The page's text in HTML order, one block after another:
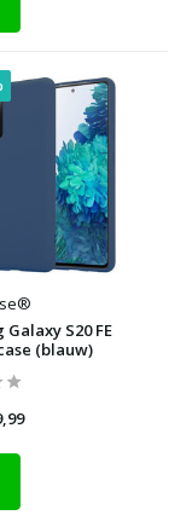
Galaxy S20 FE
(blauw)